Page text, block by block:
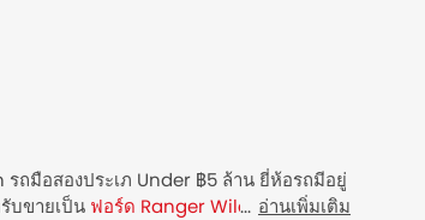
ถมือสองประเภ Under ฿5 ล้าน ยี่ห้อรถมีอยู่
บขายเป็น ฟอร์ด Ranger Wildtrakandนิ
อ่านเพิ่มเติม